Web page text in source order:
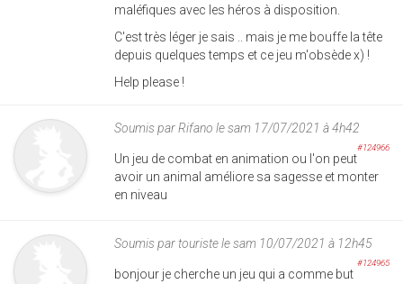
maléfiques avec les héros à disposition.
C'est très léger je sais .. mais je me bouffe la tête
depuis quelques temps et ce jeu m'obsède x) !
Help please !
Soumis parRifano le sam 17/07/2021 à 4h42
#124966
Un jeu de combat en animation ou l'on peut
avoir un animal améliore sa sagesse et monter
en niveau
Soumis partouristele sam 10/07/2021 à 12h45
#124965
bonjour je cherche un jeu qui a comme but